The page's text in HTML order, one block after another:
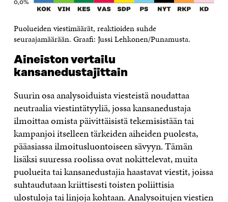
Puolueiden viestimäärät, reaktioiden suhde
seuraajamäärään. Graafi: Jussi Lehkonen/Punamusta.
Aineiston vertailu
kansanedustajittain
Suurin osa analysoiduista viesteistä noudattaa
neutraalia viestintätyyliä, jossa kansanedustaja
ilmoittaa omista päivittäisistä tekemisistään tai
kampanjoi itselleen tärkeiden aiheiden puolesta,
pääasiassa ilmoitusluontoiseen sävyyn. Tämän
lisäksi suuressa roolissa ovat nokittelevat, muita
puolueita tai kansanedustajia haastavat viestit, joissa
suhtaudutaan kriittisesti toisten poliittisia
ulostuloja tai linjoja kohtaan. Analysoitujen viestien